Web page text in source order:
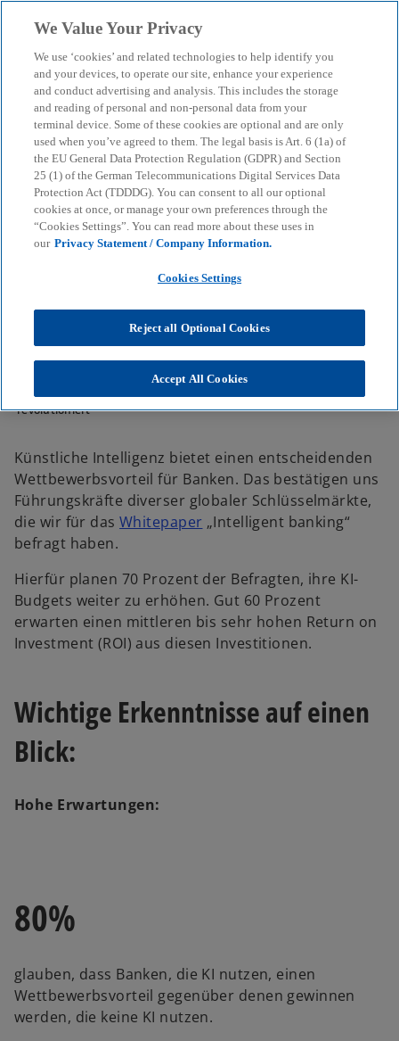
menu search
Intelligent Banking: Wie
künstliche Intelligenz die
Finanzbranche
revolutioniert
So gelingt effektive KI-Implementierung.
KPMG Insights
AI & Digital transformation
Intelligent Banking: Wie künstliche Intelligenz die Finanzbranche
revolutioniert
Künstliche Intelligenz bietet einen entscheidenden
Wettbewerbsvorteil für Banken. Das bestätigen uns
Führungskräfte diverser globaler Schlüsselmärkte,
die wir für dasWhitepapero
n
s
i
n
e
„Intelligent banking“
befragt haben.
Hierfür planen 70 Prozent der Befragten, ihre KI-
Budgets weiter zu erhöhen. Gut 60 Prozent
erwarten einen mittleren bis sehr hohen Return on
Investment (ROI) aus diesen Investitionen.
Wichtige Erkenntnisse auf einen
Blick:
Hohe Erwartungen:
80%
glauben, dass Banken, die KI nutzen, einen
Wettbewerbsvorteil gegenüber denen gewinnen
werden, die keine KI nutzen.
We Value Your Privacy
We use ‘cookies’ and related technologies to help identify you
and your devices, to operate our site, enhance your experience
and conduct advertising and analysis. This includes the storage
and reading of personal and non-personal data from your
terminal device. Some of these cookies are optional and are only
used when you’ve agreed to them. The legal basis is Art. 6 (1a) of
the EU General Data Protection Regulation (GDPR) and Section
25 (1) of the German Telecommunications Digital Services Data
Protection Act (TDDDG). You can consent to all our optional
cookies at once, or manage your own preferences through the
“Cookies Settings”. You can read more about these uses in
our Privacy Statement / Company Information.
Cookies Settings
Reject all Optional Cookies
Accept All Cookies